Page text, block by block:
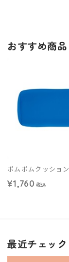
おすすめ商品
ポムポムクッショ
¥1,760 税込
最近チェッ